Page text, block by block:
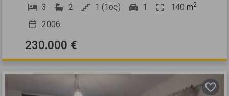
3
2 1 (1ος) 1 140 m2
2006
230.000 €